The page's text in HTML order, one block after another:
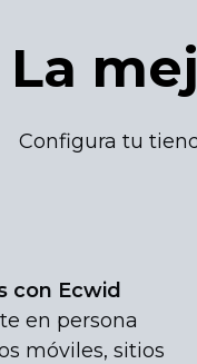
La
Configura tu
con Ecwid
en persona
móviles, sitios